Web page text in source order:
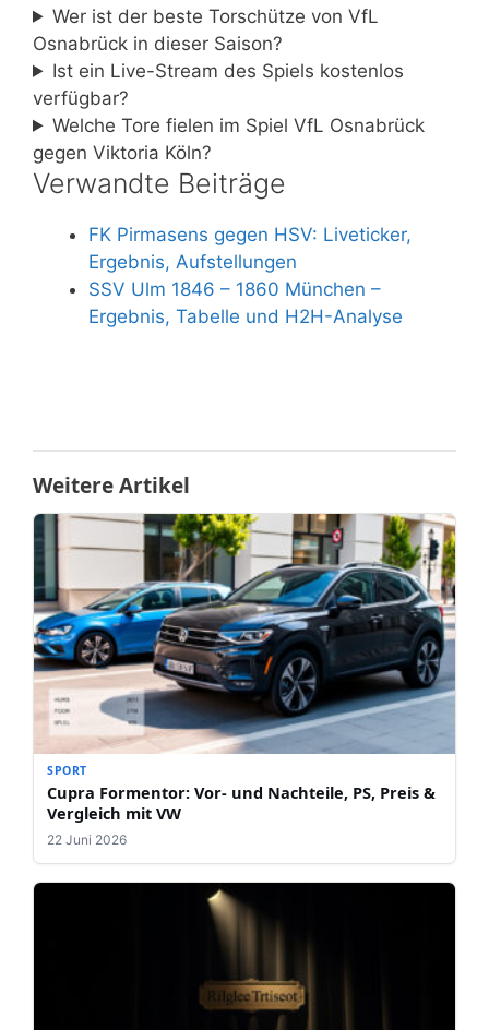
Wer ist der beste Torschütze von VfL
Osnabrück in dieser Saison?
Ist ein Live-Stream des Spiels kostenlos
verfügbar?
Welche Tore fielen im Spiel VfL Osnabrück
gegen Viktoria Köln?
Verwandte Beiträge
FK Pirmasens gegen HSV: Liveticker,
Ergebnis, Aufstellungen
SSV Ulm 1846 – 1860 München –
Ergebnis, Tabelle und H2H-Analyse
Weitere Artikel
SPORT
Cupra Formentor: Vor- und Nachteile, PS, Preis &
Vergleich mit VW
22 Juni 2026